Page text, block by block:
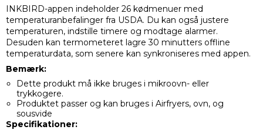
INKBIRD-appen indeholder 26 kødmenuer med
temperaturanbefalinger fra USDA. Du kan også justere
temperaturen, indstille timere og modtage alarmer.
Desuden kan termometeret lagre 30 minutters offline
temperaturdata, som senere kan synkroniseres med appen.
Bemærk:
Dette produkt må ikke bruges i mikroovn- eller
trykkogere.
Produktet passer og kan bruges i Airfryers, ovn, og
sousvide
Specifikationer: